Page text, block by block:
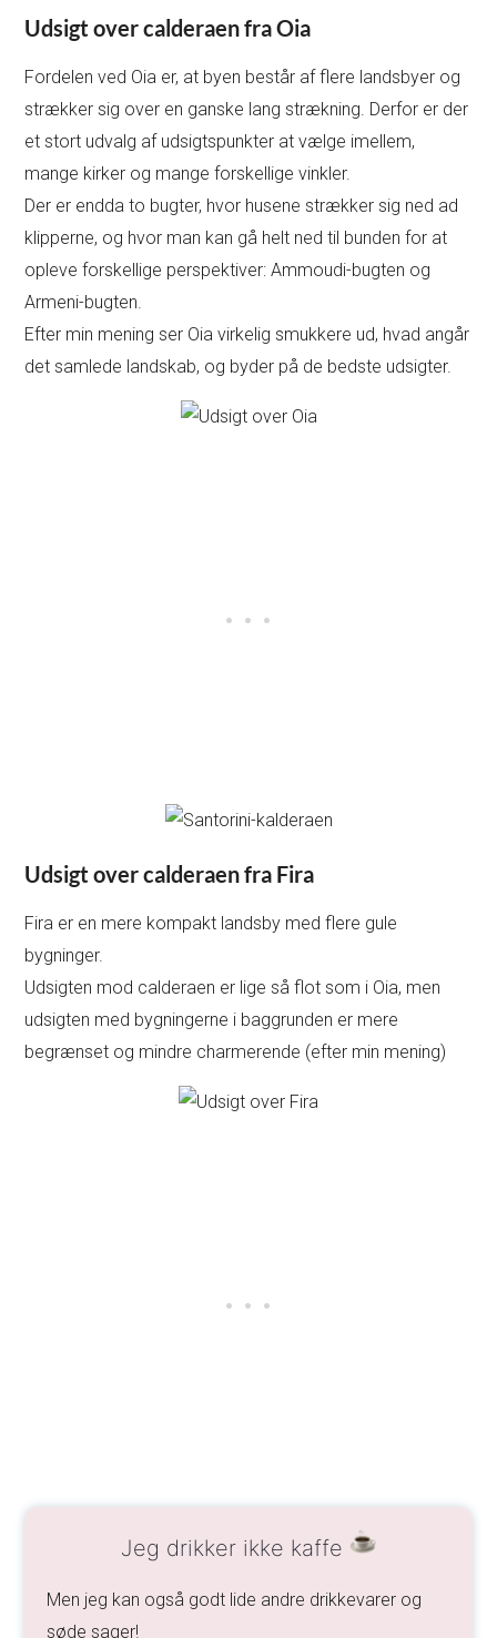
Udsigt over calderaen fra Oia
Fordelen ved Oia er, at byen består af flere landsbyer og
strækker sig over en ganske lang strækning. Derfor er der
et stort udvalg af udsigtspunkter at vælge imellem,
mange kirker og mange forskellige vinkler.
Der er endda to bugter, hvor husene strækker sig ned ad
klipperne, og hvor man kan gå helt ned til bunden for at
opleve forskellige perspektiver: Ammoudi-bugten og
Armeni-bugten.
Efter min mening ser Oia virkelig smukkere ud, hvad angår
det samlede landskab, og byder på de bedste udsigter.
Udsigt over calderaen fra Fira
Fira er en mere kompakt landsby med flere gule
bygninger.
Udsigten mod calderaen er lige så flot som i Oia, men
udsigten med bygningerne i baggrunden er mere
begrænset og mindre charmerende (efter min mening)
Jeg drikker ikke kaffe
Men jeg kan også godt lide andre drikkevarer og
søde sager!